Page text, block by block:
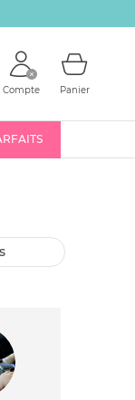
Compte Panier